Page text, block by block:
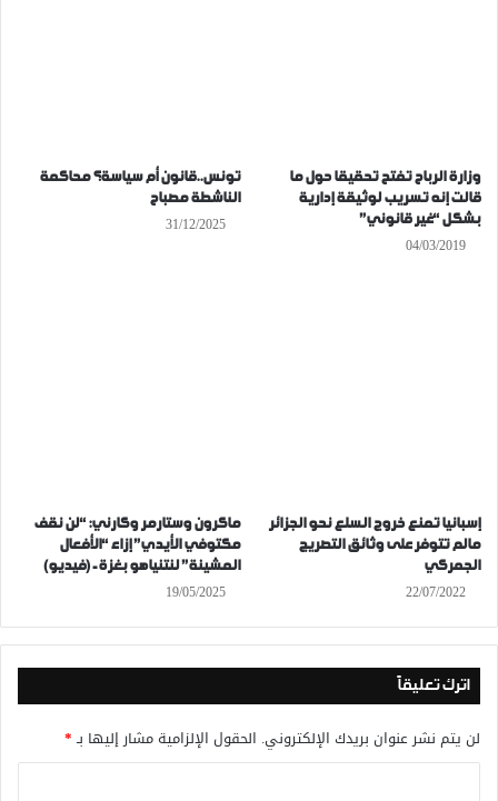
وزارة الرباح تفتح تحقيقا حول ما
قالت إنه تسريب لوثيقة إدارية
بشكل “غير قانوني”
04/03/2019
تونس..قانون أم سياسة؟ محاكمة
الناشطة مصباح
31/12/2025
إسبانيا تمنع خروج السلع نحو الجزائر
مالم تتوفر على وثائق التصريج
الجمركي
22/07/2022
ماكرون وستارمر وكارني: “لن نقف
مكتوفي الأيدي” إزاء “الأفعال
المشينة” لنتنياهو بغزة- (فيديو)
19/05/2025
اترك تعليقاً
لن يتم نشر عنوان بريدك الإلكتروني. الحقول الإلزامية مشار إليها بـ*